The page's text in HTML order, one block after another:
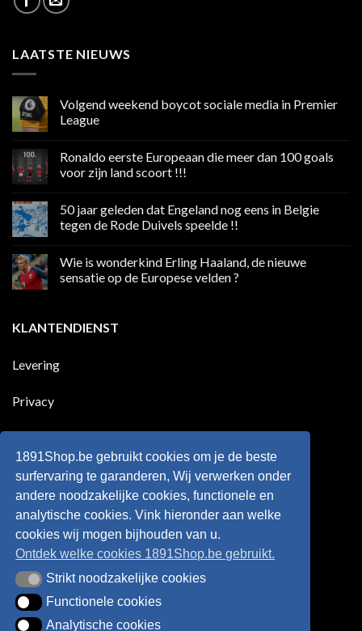
LAATSTE NIEUWS
Volgend weekend boycot sociale media in Premier
League
op
weekend
media
in
Premier
Ronaldo eerste Europeaan die meer dan 100 goals
voor zijn land scoort !!!
op
Ronaldo
eerste
meer
100
land
scoort
50 jaar geleden dat Engeland nog eens in Belgie
tegen de Rode Duivels speelde !!
op
jaar
nog
eens
tegen
Wie is wonderkind Erling Haaland, de nieuwe
sensatie op de Europese velden ?
Wie
is
Haaland,
Europese
KLANTENDIENST
Levering
Privacy
Retourneren
Algemene voorwaarden
1891Shop.be gebruikt cookies om je de beste
surfervaring te garanderen, Wij verwerken onder
andere noodzakelijke cookies, functionele en
analytische cookies. Vink hieronder aan welke
cookies wij mogen bijhouden van u.
Ontdek welke cookies 1891Shop.be gebruikt.
Strikt noodzakelijke cookies
Strikt noodzakelijke cookies
Functionele cookies
Functionele cookies
Analytische cookies
Analytische cookies